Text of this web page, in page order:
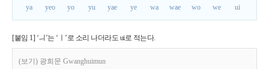
ya
yeo
yo
yu
yae
ye
wa
wae
wo
we
ui
[붙임 1] ‘ㅢ’는 ‘ㅣ’로 소리 나더라도 ui로 적는다.
(보기) 광희문 Gwanghuimun